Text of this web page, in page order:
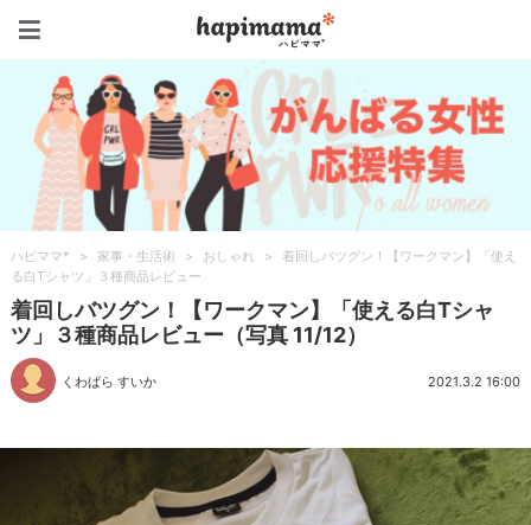
ハピママ* > 家事・生活術 > おしゃれ >
着回しバツグン！【ワークマン】「使え
る白Tシャツ」３種商品レビュー
着回しバツグン！【ワークマン】「使える白Tシャ
ツ」３種商品レビュー（写真 11/12）
くわばら すいか 2021.3.2 16:00